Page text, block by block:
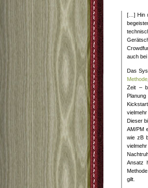
[…] Hin
auch bei
Das
Methode
Zeit –
vielmehr
Dieser
AM/PM
wie zB
Ansatz
gilt.